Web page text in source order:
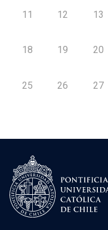
11 12 13
18 19 20
25 26 27